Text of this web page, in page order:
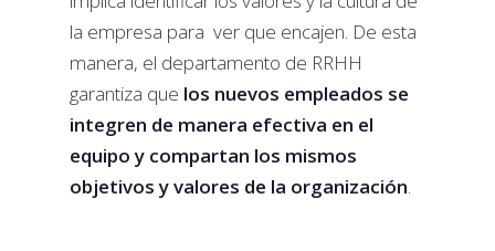
la empresa para ver que encajen. De esta
manera, el departamento de RRHH
garantiza que los nuevos empleados se
integren de manera efectiva en el
equipo y compartan los mismos
objetivos y valores de la organización.